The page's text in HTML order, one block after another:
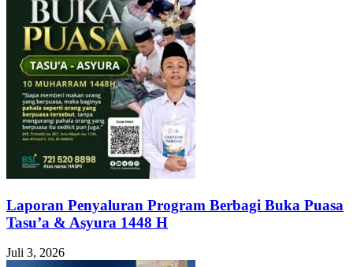
Laporan Penyaluran Program Berbagi Buka Puasa
Tasu’a & Asyura 1448 H
Juli 3, 2026